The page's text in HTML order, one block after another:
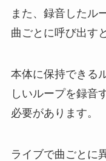
また、録音したル
曲ごとに呼び出す
本体に保持できる
しいループを録音
必要があります。
ライブで曲ごとに